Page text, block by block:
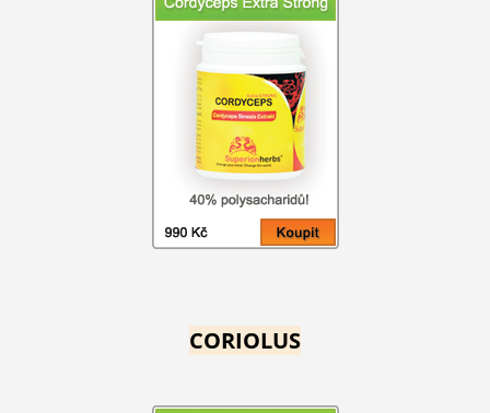
CORIOLUS